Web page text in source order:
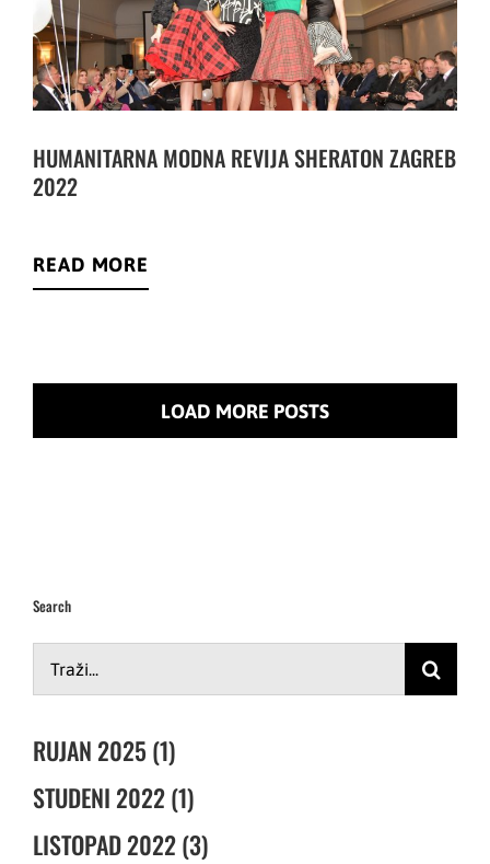
HUMANITARNA MODNA REVIJA SHERATON ZAGREB
2022
READ MORE
LOAD MORE POSTS
Search
Traži...
RUJAN 2025 (1)
STUDENI 2022 (1)
LISTOPAD 2022 (3)